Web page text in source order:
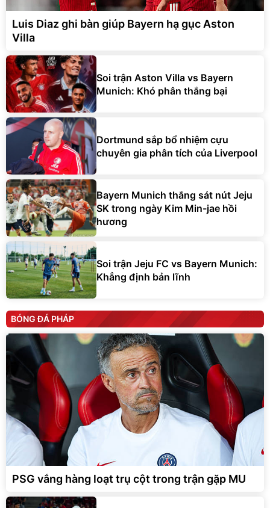
Luis Diaz ghi bàn giúp Bayern hạ gục Aston
Villa
Soi trận Aston Villa vs Bayern
Munich: Khó phân thắng bại
Dortmund sắp bổ nhiệm cựu
chuyên gia phân tích của Liverpool
Bayern Munich thắng sát nút Jeju
SK trong ngày Kim Min-jae hồi
hương
Soi trận Jeju FC vs Bayern Munich:
Khẳng định bản lĩnh
BÓNG ĐÁ PHÁP
PSG vắng hàng loạt trụ cột trong trận gặp MU